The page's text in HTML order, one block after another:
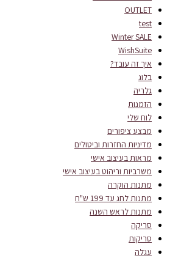
OUTLET
test
Winter SALE
WishSuite
איך זה עובד?
בלוג
גלריה
הזמנות
לוח שלי
מבצע ציפורים
מדיניות החזרות וביטולים
מראות בעיצוב אישי
משרביות וריהוט בעיצוב אישי
מתנות הוקרה
מתנות לחג עד 199 ש"ח
מתנות לראש השנה
סריקה
סריקות
עגלה